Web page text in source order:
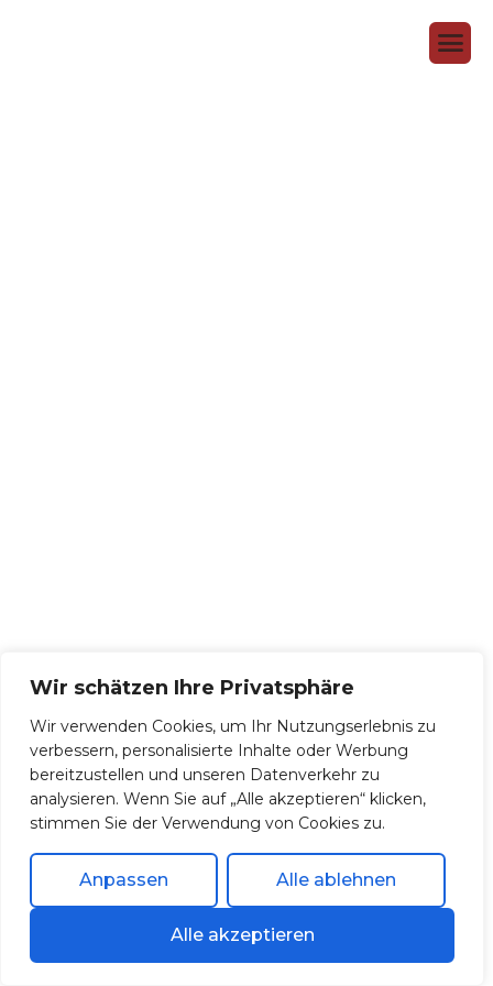
Wir schätzen Ihre Privatsphäre
Wir verwenden Cookies, um Ihr Nutzungserlebnis zu
verbessern, personalisierte Inhalte oder Werbung
bereitzustellen und unseren Datenverkehr zu
analysieren. Wenn Sie auf „Alle akzeptieren“ klicken,
stimmen Sie der Verwendung von Cookies zu.
Anpassen Alle ablehnen
Alle akzeptieren